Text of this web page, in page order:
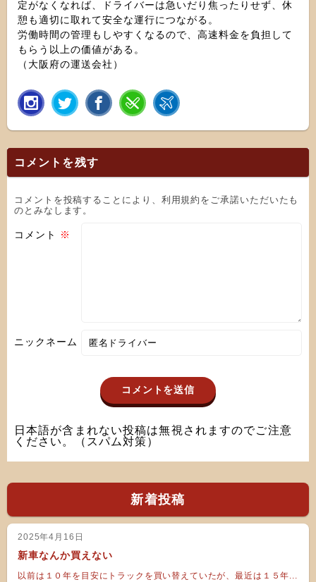
定がなくなれば、ドライバーは急いだり焦ったりせず、休
憩も適切に取れて安全な運行につながる。
労働時間の管理もしやすくなるので、高速料金を負担して
もらう以上の価値がある。
（大阪府の運送会社）
コメントを残す
コメントを投稿することにより、利用規約をご承諾いただいたも
のとみなします。
コメント ※
ニックネーム
日本語が含まれない投稿は無視されますのでご注意
ください。（スパム対策）
新着投稿
2025年4月16日
新車なんか買えない
以前は１０年を目安にトラックを買い替えていたが、最近は１５年...